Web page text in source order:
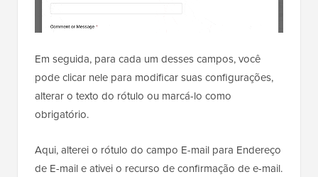
Em seguida, para cada um desses campos, você
pode clicar nele para modificar suas configurações,
alterar o texto do rótulo ou marcá-lo como
obrigatório.
Aqui, alterei o rótulo do campo E-mail para Endereço
de E-mail e ativei o recurso de confirmação de e-mail.